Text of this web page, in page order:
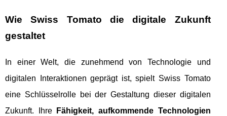
Wie Swiss Tomato die digitale Zukunft
gestaltet
In einer Welt, die zunehmend von Technologie und
digitalen Interaktionen geprägt ist, spielt Swiss Tomato
eine Schlüsselrolle bei der Gestaltung dieser digitalen
Zukunft. Ihre
Fähigkeit, aufkommende Technologien